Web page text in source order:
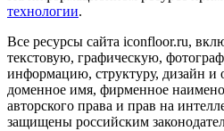
технологии.
Все ресурсы сайта iconfloor.ru,
текстовую, графическую,
информацию, структуру, дизайн и
доменное имя, фирменное
авторского права и прав на
защищены российским